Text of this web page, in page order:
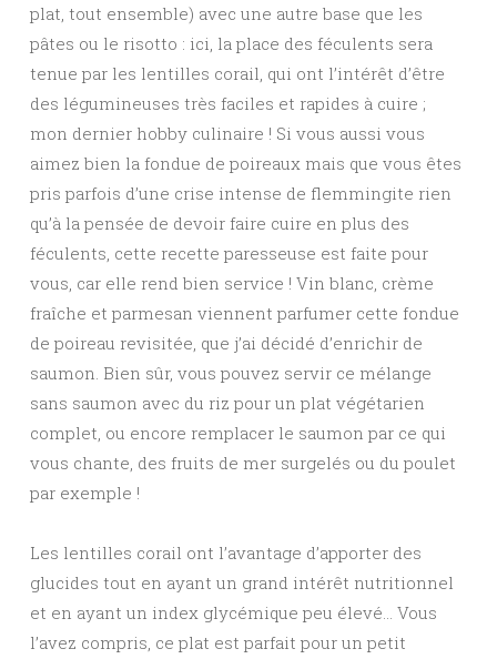
plat, tout ensemble) avec une autre base que les
pâtes ou le risotto : ici, la place des féculents sera
tenue par les lentilles corail, qui ont l’intérêt d’être
des légumineuses très faciles et rapides à cuire ;
mon dernier hobby culinaire ! Si vous aussi vous
aimez bien la fondue de poireaux mais que vous êtes
pris parfois d’une crise intense de flemmingite rien
qu’à la pensée de devoir faire cuire en plus des
féculents, cette recette paresseuse est faite pour
vous, car elle rend bien service ! Vin blanc, crème
fraîche et parmesan viennent parfumer cette fondue
de poireau revisitée, que j’ai décidé d’enrichir de
saumon. Bien sûr, vous pouvez servir ce mélange
sans saumon avec du riz pour un plat végétarien
complet, ou encore remplacer le saumon par ce qui
vous chante, des fruits de mer surgelés ou du poulet
par exemple !
Les lentilles corail ont l’avantage d’apporter des
glucides tout en ayant un grand intérêt nutritionnel
et en ayant un index glycémique peu élevé… Vous
l’avez compris, ce plat est parfait pour un petit